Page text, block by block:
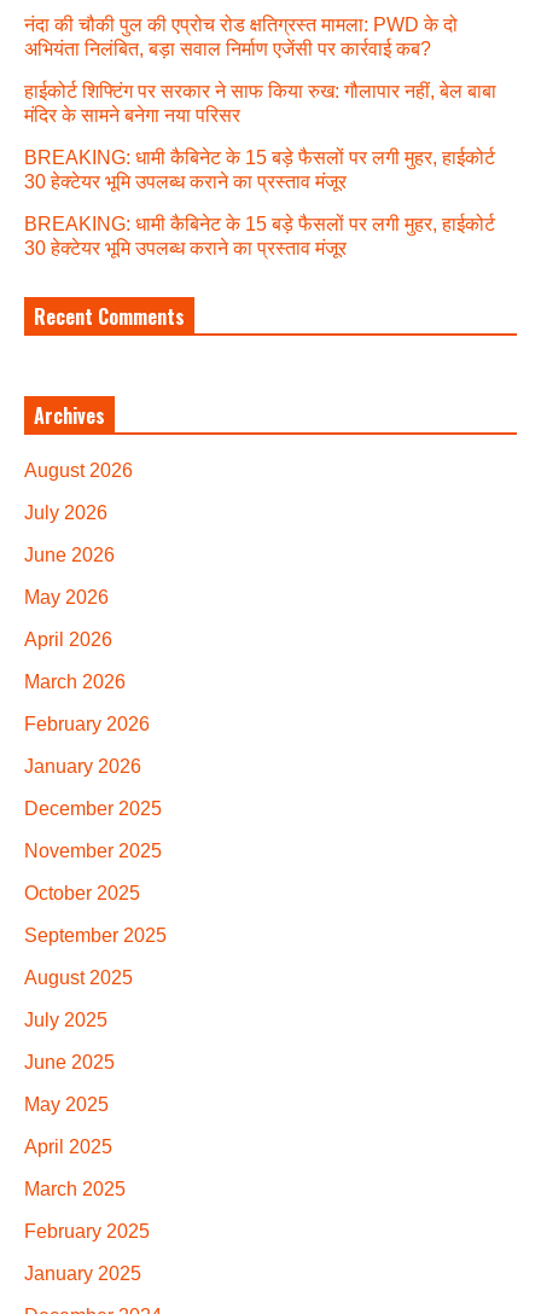
नंदा की चौकी पुल की एप्रोच रोड क्षतिग्रस्त मामला: PWD के दो
अभियंता निलंबित, बड़ा सवाल निर्माण एजेंसी पर कार्रवाई कब?
हाईकोर्ट शिफ्टिंग पर सरकार ने साफ किया रुख: गौलापार नहीं, बेल बाबा
मंदिर के सामने बनेगा नया परिसर
BREAKING: धामी कैबिनेट के 15 बड़े फैसलों पर लगी मुहर, हाईकोर्ट
30 हेक्टेयर भूमि उपलब्ध कराने का प्रस्ताव मंजूर
BREAKING: धामी कैबिनेट के 15 बड़े फैसलों पर लगी मुहर, हाईकोर्ट
30 हेक्टेयर भूमि उपलब्ध कराने का प्रस्ताव मंजूर
Recent Comments
Archives
August 2026
July 2026
June 2026
May 2026
April 2026
March 2026
February 2026
January 2026
December 2025
November 2025
October 2025
September 2025
August 2025
July 2025
June 2025
May 2025
April 2025
March 2025
February 2025
January 2025